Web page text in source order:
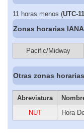
11 horas menos (UTC-11
Zonas horarias
Pacific/Midway
Otras zonas
Abreviatura
NUT
Hora